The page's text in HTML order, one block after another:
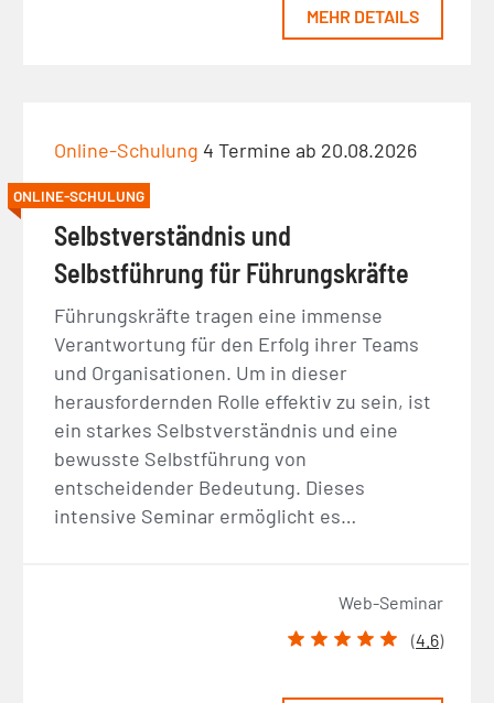
MEHR DETAILS
Online-Schulung 4 Termine ab 20.08.2026
ONLINE-SCHULUNG
Selbstverständnis und
Selbstführung für Führungskräfte
Führungskräfte tragen eine immense
Verantwortung für den Erfolg ihrer Teams
und Organisationen. Um in dieser
herausfordernden Rolle effektiv zu sein, ist
ein starkes Selbstverständnis und eine
bewusste Selbstführung von
entscheidender Bedeutung. Dieses
intensive Seminar ermöglicht es…
Web-Seminar
(4.6)